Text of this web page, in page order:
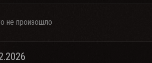
не произошло